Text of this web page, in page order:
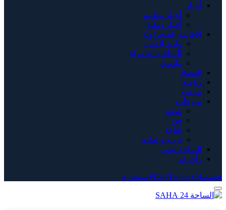
أخبار
أخبار وطنية
أخبار دولية
الاقاليم الصحراوية
وادي الذهب
الساقية الحمراء
وادنون
اقتصاد
رياضة
مجتمع
منوعات
صحة
فن
ثقافة
تربية و تعليم
الساحة تيفي
رأي حر
فيسبوك X (Twitter) الانستغرام